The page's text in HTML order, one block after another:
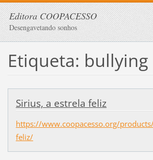
Editora COOPACESSO
Desengavetando sonhos
Etiqueta: bullying
Sirius, a estrela feliz
https://www.coopacesso.org/
feliz/